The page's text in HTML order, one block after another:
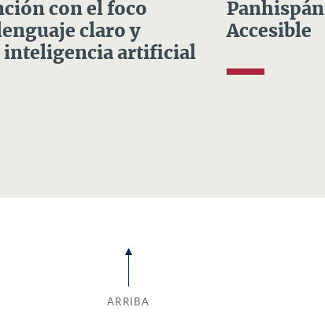
con el foco
claro y
inteligencia artificial
Accesible
ARRIBA